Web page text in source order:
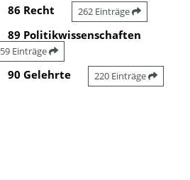
86 Recht 262 Einträge
89 Politikwissenschaften
59 Einträge
90 Gelehrte 220 Einträge